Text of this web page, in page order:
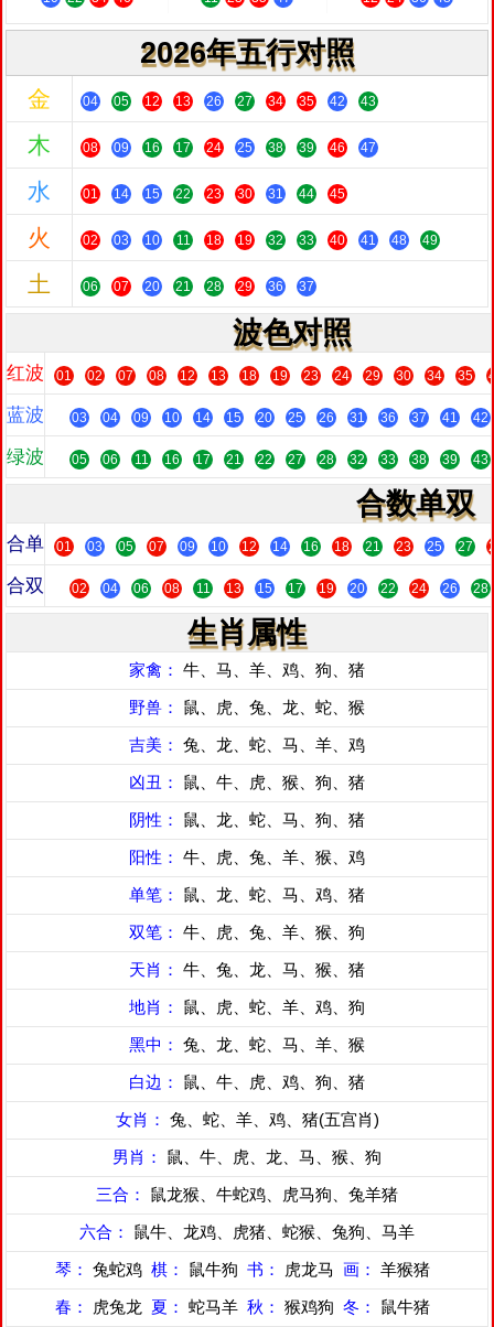
2026年五行对照
金 04 05 12 13 26 27 34 35 42 43
木 08 09 16 17 24 25 38 39 46 47
水 01 14 15 22 23 30 31 44 45
火 02 03 10 11 18 19 32 33 40 41 48 49
土 06 07 20 21 28 29 36 37
波色对照
红波 01 02 07 08 12 13 18 19 23 24 29 30 34 35
蓝波 03 04 09 10 14 15 20 25 26 31 36 37 41 42
绿波 05 06 11 16 17 21 22 27 28 32 33 38 39 43
合数单双
合单 01 03 05 07 09 10 12 14 16 18 21 23 25 27
合双 02 04 06 08 11 13 15 17 19 20 22 24 26 28
生肖属性
家禽： 牛、马、羊、鸡、狗、猪
野兽： 鼠、虎、兔、龙、蛇、猴
吉美： 兔、龙、蛇、马、羊、鸡
凶丑： 鼠、牛、虎、猴、狗、猪
阴性： 鼠、龙、蛇、马、狗、猪
阳性： 牛、虎、兔、羊、猴、鸡
单笔： 鼠、龙、蛇、马、鸡、猪
双笔： 牛、虎、兔、羊、猴、狗
天肖： 牛、兔、龙、马、猴、猪
地肖： 鼠、虎、蛇、羊、鸡、狗
黑中： 兔、龙、蛇、马、羊、猴
白边： 鼠、牛、虎、鸡、狗、猪
女肖： 兔、蛇、羊、鸡、猪(五宫肖)
男肖： 鼠、牛、虎、龙、马、猴、狗
三合： 鼠龙猴、牛蛇鸡、虎马狗、兔羊猪
六合： 鼠牛、龙鸡、虎猪、蛇猴、兔狗、马羊
琴： 兔蛇鸡 棋： 鼠牛狗 书： 虎龙马 画： 羊猴猪
春：
虎兔龙 夏： 蛇马羊 秋： 猴鸡狗 冬： 鼠牛猪